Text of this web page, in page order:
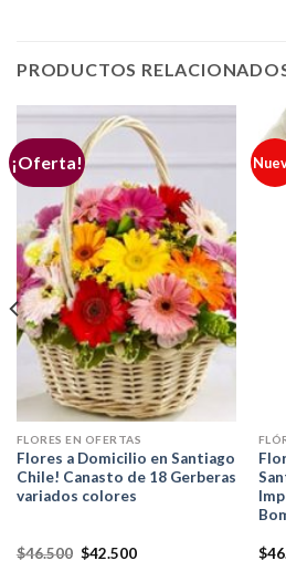
PRODUCTOS
¡Oferta!
FLORES EN OFERTAS
Flores a Domicilio en Santiago
Chile! Canasto de 18 Gerberas
variados colores
$46.500 $42.500 $